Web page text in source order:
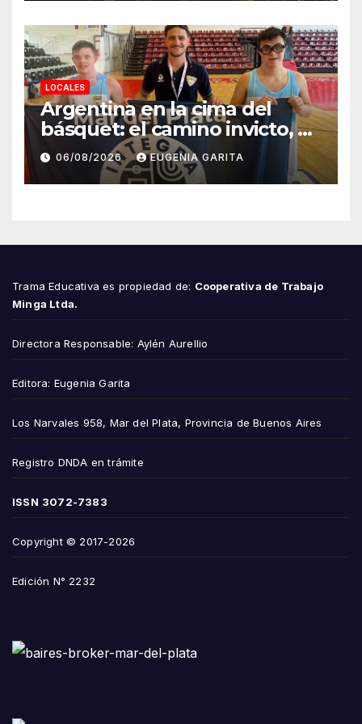
LOCALES
Argentina en la cima del
básquet: el camino invicto, el
esfuerzo familiar y la jugada
que valió un Mundial
06/08/2026 EUGENIA GARITA
Trama Educativa es propiedad de: Cooperativa de Trabajo
Minga Ltda.
Directora Responsable: Aylén Aurellio
Editora: Eugenia Garita
Los Narvales 958, Mar del Plata, Provincia de Buenos Aires
Registro DNDA en trámite
ISSN 3072-7383
Copyright © 2017-2026
Edición N° 2232